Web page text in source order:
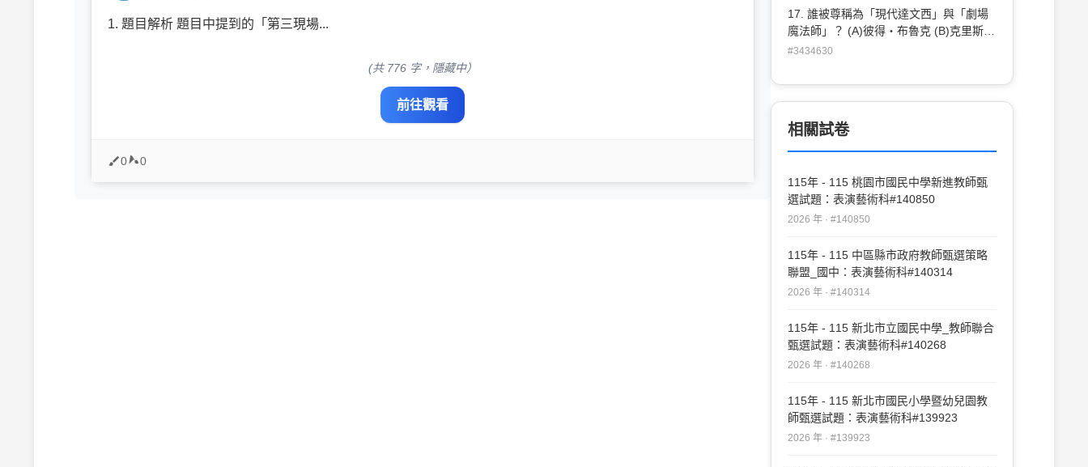
1. 題目解析 題目中提到的「第三現場...
(共 776 字，隱藏中）
前往觀看
0 0
17. 誰被尊稱為「現代達文西」與「劇場
魔法師」？ (A)彼得・布魯克 (B)克里斯多
福・魯賓 (C)羅伯・勒帕吉 (D)狄奧多羅
#3434630
相關試卷
115年 - 115 桃園市國民中學新進教師甄
選試題：表演藝術科#140850
2026 年 · #140850
115年 - 115 中區縣市政府教師甄選策略
聯盟_國中：表演藝術科#140314
2026 年 · #140314
115年 - 115 新北市立國民中學_教師聯合
甄選試題：表演藝術科#140268
2026 年 · #140268
115年 - 115 新北市國民小學暨幼兒園教
師甄選試題：表演藝術科#139923
2026 年 · #139923